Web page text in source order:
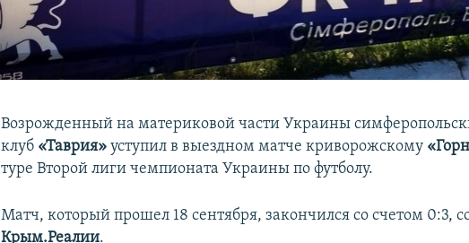
Возрожденный на материковой части Украины
клуб «Таврия» уступил в выездном матче криворожскому
туре Второй лиги чемпионата Украины по футболу.
Матч, который прошел 18 сентября, закончился со счетом 0:3,
Крым.Реалии.